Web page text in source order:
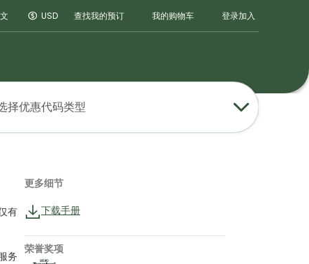
USD 查找我的预订 我的购物车 登录加入
择优惠代码类型
有
务
更多细节
下载手册
荣誉奖项